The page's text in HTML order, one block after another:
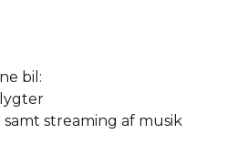
bil:
streaming af musik